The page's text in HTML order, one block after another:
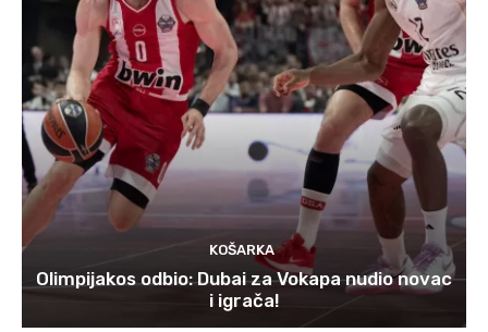
KOŠARKA
Olimpijakos odbio: Dubai za Vokapa nudio novac
i igrača!